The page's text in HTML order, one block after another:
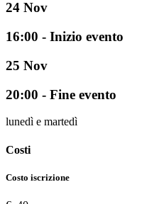
24 Nov
16:00 - Inizio evento
25 Nov
20:00 - Fine evento
lunedì e martedì
Costi
Costo iscrizione